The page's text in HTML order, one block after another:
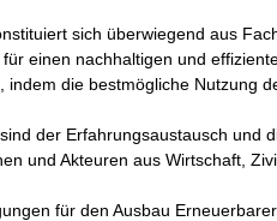
sich überwiegend aus
einen nachhaltigen und
indem die bestmögliche Nutzung
der Erfahrungsaustausch und
und Akteuren aus Wirtschaft,
für den Ausbau